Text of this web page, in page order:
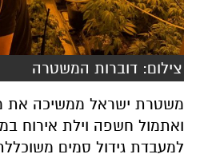
צילום: דוברות המשטרה
משטרת ישראל ממשיכה את
ואתמול חשפה וילת אירוח
למעבדת גידול סמים